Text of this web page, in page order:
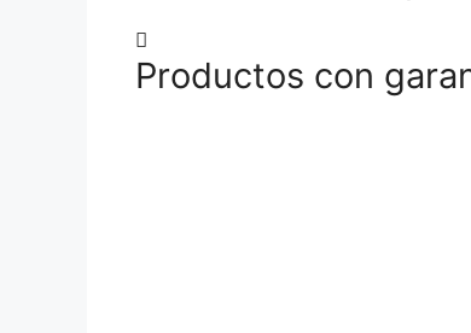
Productos con